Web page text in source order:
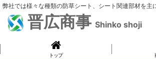
弊社では様々な種類の防草シート、シート関連部材を主
晋広商事 Shinko shoji
トップ